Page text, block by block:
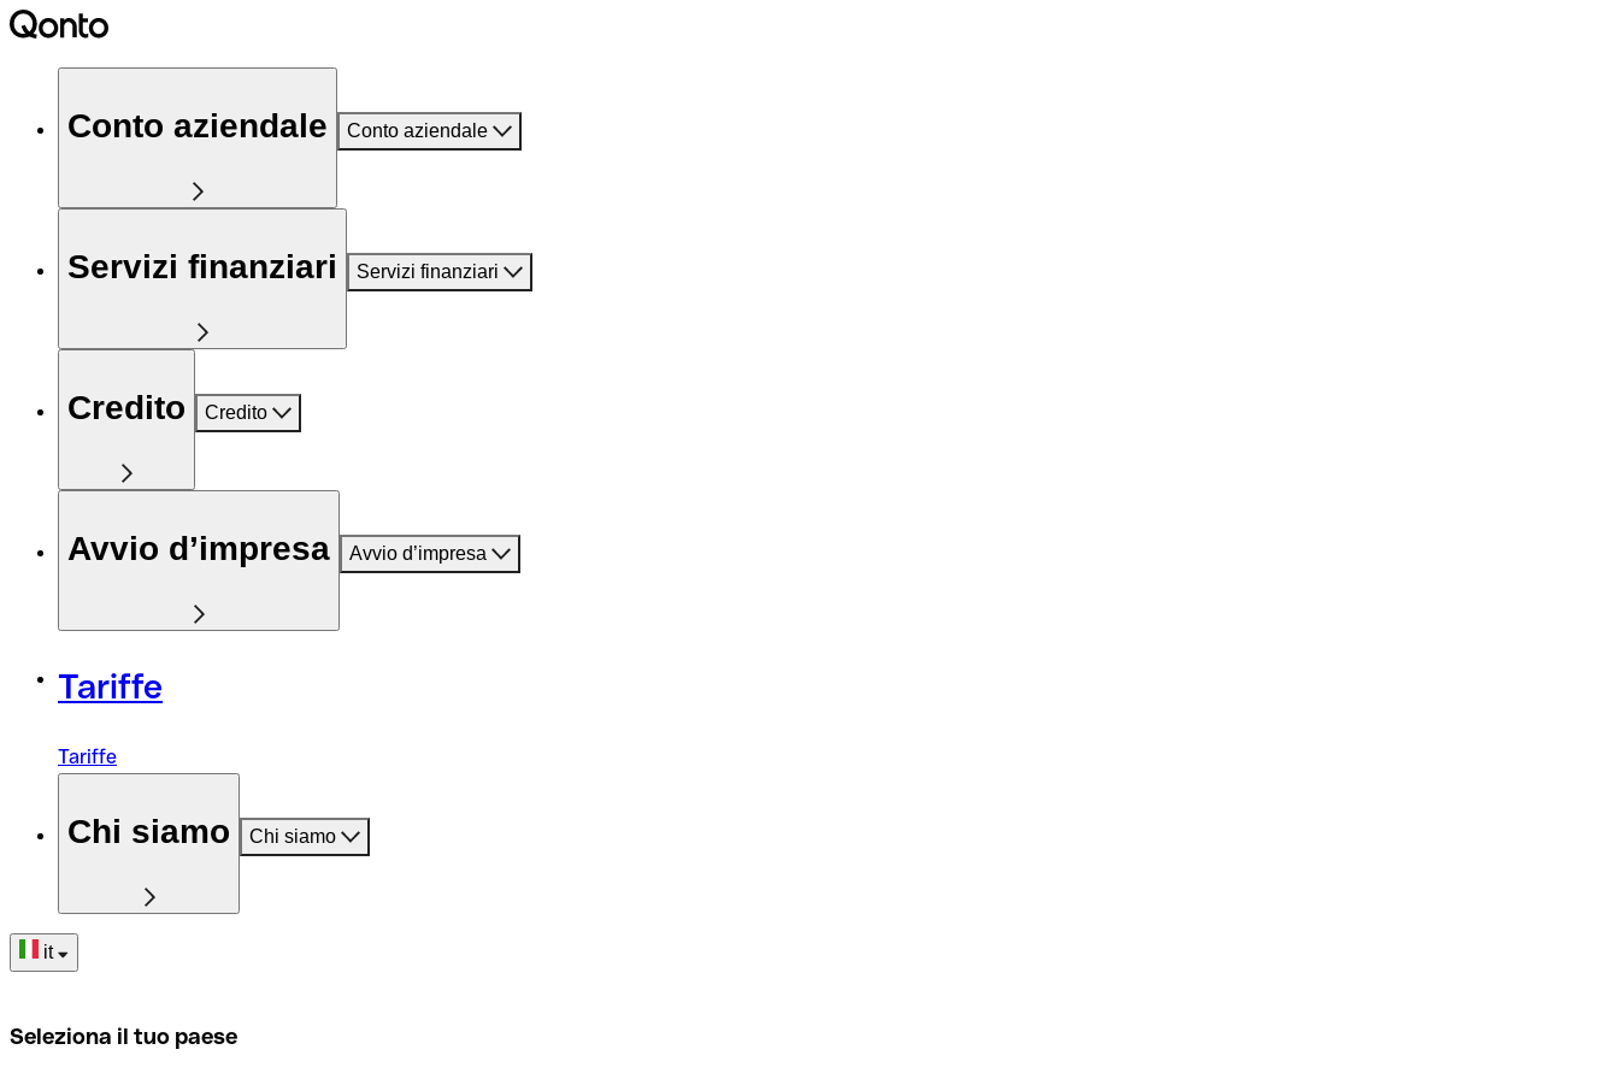
Conto aziendale Conto aziendale
Servizi finanziari Servizi finanziari
Credito Credito
Avvio d’impresa Avvio d’impresa
Tariffe
Tariffe
Chi siamo Chi siamo
it
Seleziona il tuo paese